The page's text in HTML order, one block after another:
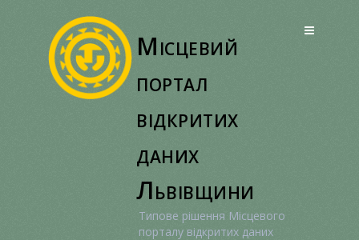
Місцевий
портал
відкритих
даних
Львівщини
Типове рішення Місцевого
порталу відкритих даних